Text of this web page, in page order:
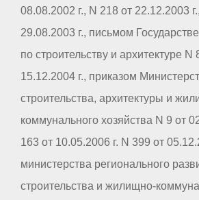
08.08.2002 г., N 218 от 22.12.2003
29.08.2003 г., письмом
по строительству и архитектуре N
15.12.2004 г., приказом
строительства, архитектуры и
коммунального хозяйства N 9 от
163 от 10.05.2006 г. N 399 от
министерства регионального
строительства и жилищно-